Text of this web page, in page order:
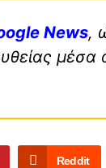
News,
μέσα
Reddit